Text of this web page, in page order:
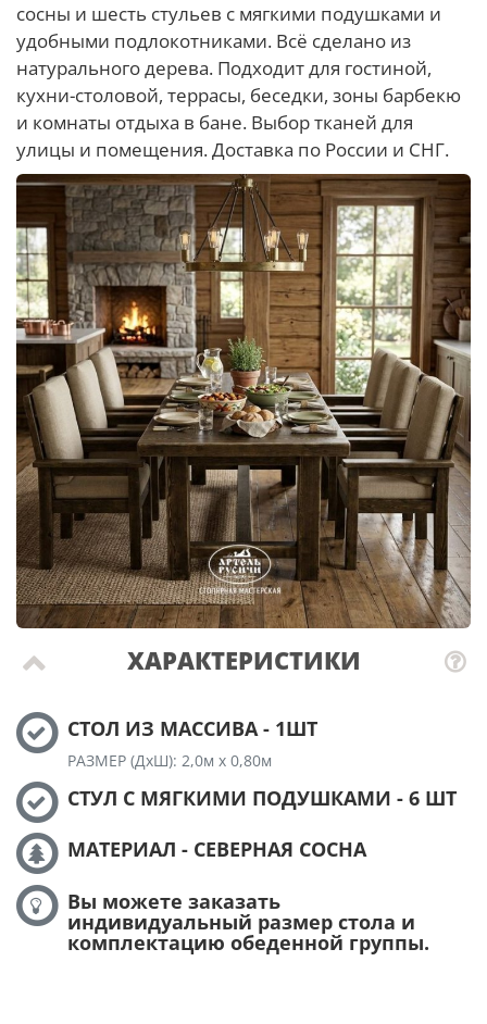
сосны и шесть стульев с мягкими подушками и
удобными подлокотниками. Всё сделано из
натурального дерева. Подходит для гостиной,
кухни-столовой, террасы, беседки, зоны барбекю
и комнаты отдыха в бане. Выбор тканей для
улицы и помещения. Доставка по России и СНГ.
ХАРАКТЕРИСТИКИ
СТОЛ ИЗ МАССИВА - 1ШТ
РАЗМЕР (ДхШ): 2,0м х 0,80м
СТУЛ С МЯГКИМИ ПОДУШКАМИ - 6 ШТ
МАТЕРИАЛ - СЕВЕРНАЯ СОСНА
Вы можете заказать
индивидуальный размер стола и
комплектацию обеденной группы.